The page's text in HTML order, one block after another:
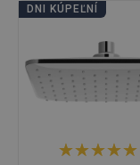
DNI KÚPEĽNÍ